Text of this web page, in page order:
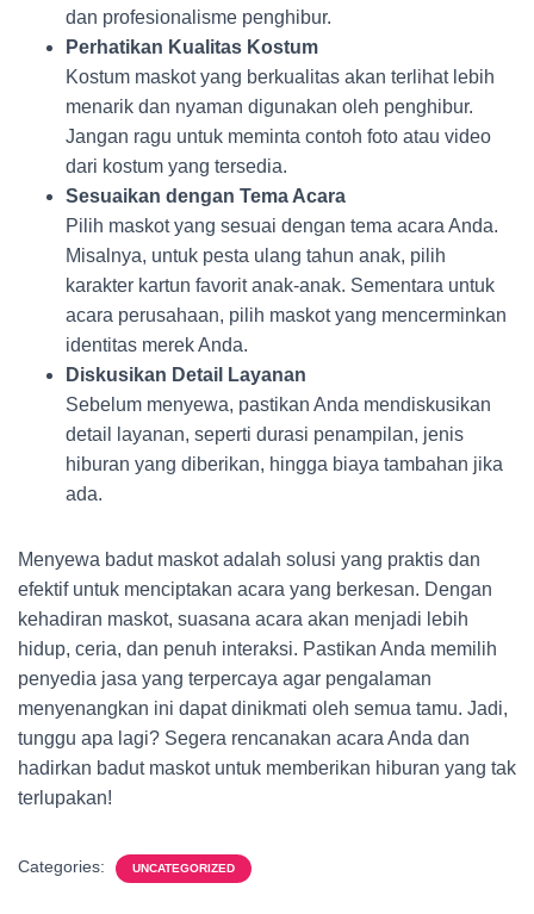
dan profesionalisme penghibur.
Perhatikan Kualitas Kostum
Kostum maskot yang berkualitas akan terlihat lebih
menarik dan nyaman digunakan oleh penghibur.
Jangan ragu untuk meminta contoh foto atau video
dari kostum yang tersedia.
Sesuaikan dengan Tema Acara
Pilih maskot yang sesuai dengan tema acara Anda.
Misalnya, untuk pesta ulang tahun anak, pilih
karakter kartun favorit anak-anak. Sementara untuk
acara perusahaan, pilih maskot yang mencerminkan
identitas merek Anda.
Diskusikan Detail Layanan
Sebelum menyewa, pastikan Anda mendiskusikan
detail layanan, seperti durasi penampilan, jenis
hiburan yang diberikan, hingga biaya tambahan jika
ada.
Menyewa badut maskot adalah solusi yang praktis dan
efektif untuk menciptakan acara yang berkesan. Dengan
kehadiran maskot, suasana acara akan menjadi lebih
hidup, ceria, dan penuh interaksi. Pastikan Anda memilih
penyedia jasa yang terpercaya agar pengalaman
menyenangkan ini dapat dinikmati oleh semua tamu. Jadi,
tunggu apa lagi? Segera rencanakan acara Anda dan
hadirkan badut maskot untuk memberikan hiburan yang tak
terlupakan!
Categories: UNCATEGORIZED